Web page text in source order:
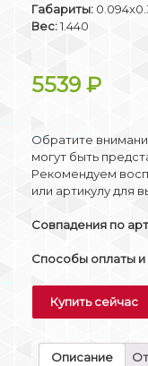
Габариты:
Вес:1.440
5539 ₽
Обратите
могут быть
Рекомендуем
или артикулу для
Совпадения по
Способы оплаты и
Купить сейчас
Описание